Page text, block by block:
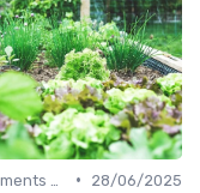
•
28/06/2025